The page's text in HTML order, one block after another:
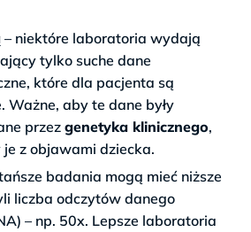
– niektóre laboratoria wydają
tylko suche dane
które dla pacjenta są
Ważne, aby te dane były
przezgenetyka klinicznego,
je z objawami dziecka.
badania mogą mieć niższe
liczba odczytów danego
– np. 50x. Lepsze laboratoria